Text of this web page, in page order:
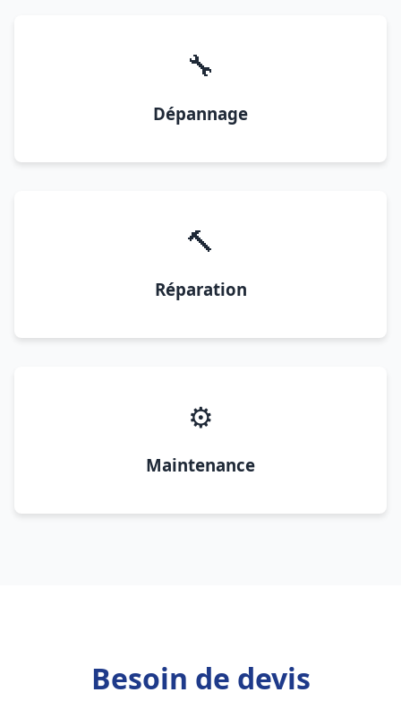
🔧
Dépannage
🔨
Réparation
⚙️
Maintenance
Besoin de devis